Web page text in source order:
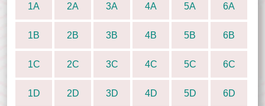
1A 2A 3A 4A 5A 6A
1B 2B 3B 4B 5B 6B
1C 2C 3C 4C 5C 6C
1D 2D 3D 4D 5D 6D